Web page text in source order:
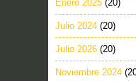
Enero 2025 (20)
Julio 2024 (20)
Julio 2026 (20)
Noviembre 2024